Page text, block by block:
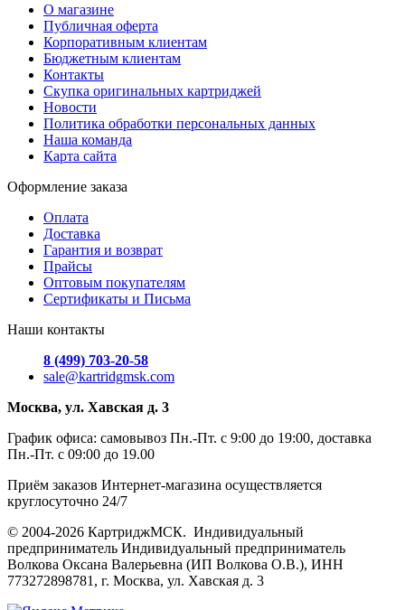
О магазине
Публичная оферта
Корпоративным клиентам
Бюджетным клиентам
Контакты
Скупка оригинальных картриджей
Новости
Политика обработки персональных данных
Наша команда
Карта сайта
Оформление заказа
Оплата
Доставка
Гарантия и возврат
Прайсы
Оптовым покупателям
Сертификаты и Письма
Наши контакты
8 (499) 703-20-58
sale@kartridgmsk.com
Москва, ул. Хавская д. 3
График офиса: самовывоз Пн.-Пт. с 9:00 до 19:00, доставка
Пн.-Пт. с 09:00 до 19.00
Приём заказов Интернет-магазина осуществляется
круглосуточно 24/7
© 2004-2026 КартриджМСК. Индивидуальный
предприниматель Индивидуальный предприниматель
Волкова Оксана Валерьевна (ИП Волкова О.В.), ИНН
773272898781, г. Москва, ул. Хавская д. 3